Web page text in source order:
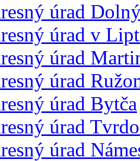
úrad
úrad v
úrad
úrad
úrad Bytča
úrad
úrad